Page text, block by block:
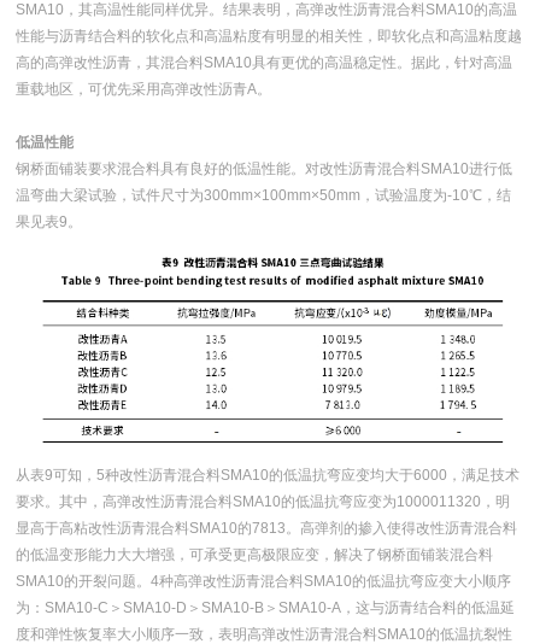
SMA10，其高温性能同样优异。结果表明，高弹改性沥青混合料SMA10的高温
性能与沥青结合料的软化点和高温粘度有明显的相关性，即软化点和高温粘度越
高的高弹改性沥青，其混合料SMA10具有更优的高温稳定性。据此，针对高温
重载地区，可优先采用高弹改性沥青A。
低温性能
钢桥面铺装要求混合料具有良好的低温性能。对改性沥青混合料SMA10进行低
温弯曲大梁试验，试件尺寸为300mm×100mm×50mm，试验温度为-10℃，结
果见表9。
从表9可知，5种改性沥青混合料SMA10的低温抗弯应变均大于6000，满足技术
要求。其中，高弹改性沥青混合料SMA10的低温抗弯应变为1000011320，明
显高于高粘改性沥青混合料SMA10的7813。高弹剂的掺入使得改性沥青混合料
的低温变形能力大大增强，可承受更高极限应变，解决了钢桥面铺装混合料
SMA10的开裂问题。4种高弹改性沥青混合料SMA10的低温抗弯应变大小顺序
为：SMA10-C＞SMA10-D＞SMA10-B＞SMA10-A，这与沥青结合料的低温延
度和弹性恢复率大小顺序一致，表明高弹改性沥青混合料SMA10的低温抗裂性